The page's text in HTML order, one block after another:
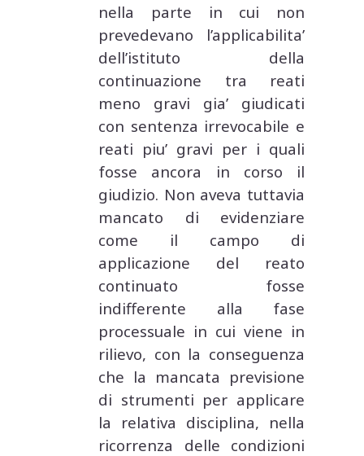
nella parte in cui non
prevedevano l’applicabilita’
dell’istituto della
continuazione tra reati
meno gravi gia’ giudicati
con sentenza irrevocabile e
reati piu’ gravi per i quali
fosse ancora in corso il
giudizio. Non aveva tuttavia
mancato di evidenziare
come il campo di
applicazione del reato
continuato fosse
indifferente alla fase
processuale in cui viene in
rilievo, con la conseguenza
che la mancata previsione
di strumenti per applicare
la relativa disciplina, nella
ricorrenza delle condizioni